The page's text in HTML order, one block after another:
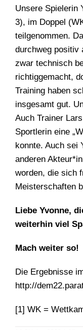
Unsere Spielerin
3), im Doppel
teilgenommen.
durchweg positiv
zwar technisch
richtiggemacht,
Training haben
insgesamt gut.
Auch Trainer
Sportlerin eine
konnte. Auch sei
anderen
worden, die sich
Meisterschaften
Liebe Yvonne,
weiterhin viel
Mach weiter so!
Die Ergebnisse
http://
[1] WK =